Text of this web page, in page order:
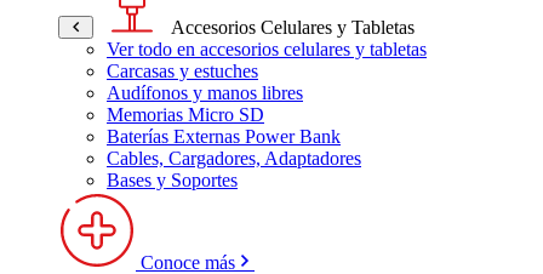
Accesorios Celulares y Tabletas
Ver todo en accesorios celulares y tabletas
Carcasas y estuches
Audífonos y manos libres
Memorias Micro SD
Baterías Externas Power Bank
Cables, Cargadores, Adaptadores
Bases y Soportes
Conoce más